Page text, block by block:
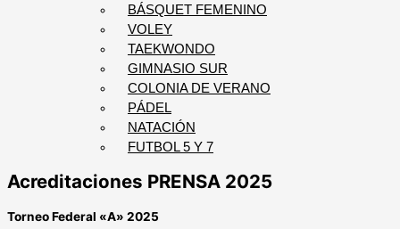
BÁSQUET FEMENINO
VOLEY
TAEKWONDO
GIMNASIO SUR
COLONIA DE VERANO
PÁDEL
NATACIÓN
FUTBOL 5 Y 7
Acreditaciones PRENSA 2025
Torneo Federal «A» 2025